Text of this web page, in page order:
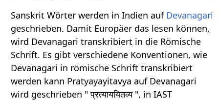
Sanskrit Wörter werden in Indien auf Devanagari
geschrieben. Damit Europäer das lesen können,
wird Devanagari transkribiert in die Römische
Schrift. Es gibt verschiedene Konventionen, wie
Devanagari in römische Schrift transkribiert
werden kann Pratyayayitavya auf Devanagari
wird geschrieben " प्रत्याययितव्य ", in IAST